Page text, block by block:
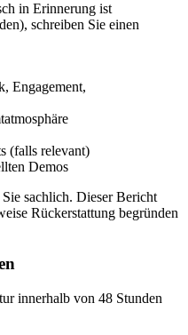
in Erinnerung ist
schreiben Sie einen
Engagement,
(falls relevant)
Demos
sachlich. Dieser Bericht
Rückerstattung begründen
innerhalb von 48 Stunden